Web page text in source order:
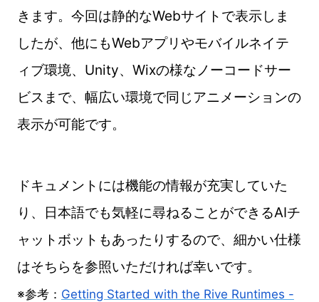
きます。今回は静的なWebサイトで表示しま
したが、他にもWebアプリやモバイルネイテ
ィブ環境、Unity、Wixの様なノーコードサー
ビスまで、幅広い環境で同じアニメーションの
表示が可能です。
ドキュメントには機能の情報が充実していた
り、日本語でも気軽に尋ねることができるAIチ
ャットボットもあったりするので、細かい仕様
はそちらを参照いただければ幸いです。
※参考： Getting Started with the Rive Runtimes -